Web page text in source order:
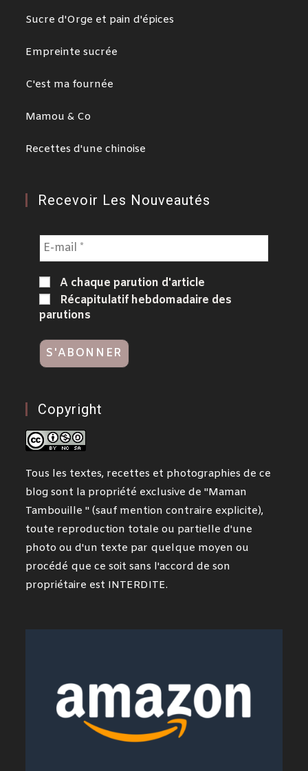
Sucre d'Orge et pain d'épices
Empreinte sucrée
C'est ma fournée
Mamou & Co
Recettes d'une chinoise
Recevoir Les Nouveautés
A chaque parution d'article
Récapitulatif hebdomadaire des
parutions
Copyright
Tous les textes, recettes et photographies de ce
blog sont la propriété exclusive de "Maman
Tambouille " (sauf mention contraire explicite),
toute reproduction totale ou partielle d'une
photo ou d'un texte par quelque moyen ou
procédé que ce soit sans l'accord de son
propriétaire est INTERDITE.